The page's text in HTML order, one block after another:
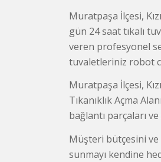
Muratpaşa İlçesi,
gün 24 saat tıkalı
veren profesyonel
tuvaletleriniz robot
Muratpaşa İlçesi,
Tıkanıklık Açma
bağlantı parçaları
Müşteri bütçesini
sunmayı kendine